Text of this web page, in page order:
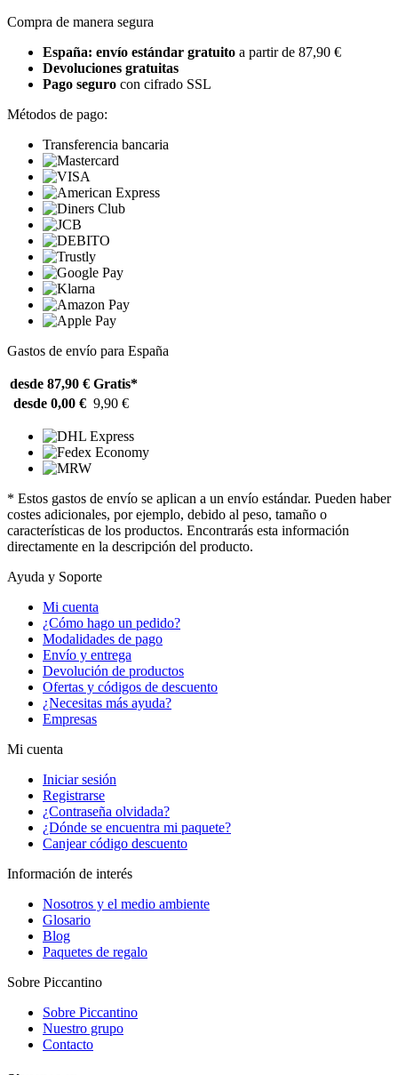
Compra de manera segura
España: envío estándar gratuito a partir de 87,90 €
Devoluciones gratuitas
Pago seguro con cifrado SSL
Métodos de pago:
Transferencia bancaria
Gastos de envío para España
desde 87,90 € Gratis*
desde 0,00 € 9,90 €
* Estos gastos de envío se aplican a un envío estándar. Pueden haber
costes adicionales, por ejemplo, debido al peso, tamaño o
características de los productos. Encontrarás esta información
directamente en la descripción del producto.
Ayuda y Soporte
Mi cuenta
¿Cómo hago un pedido?
Modalidades de pago
Envío y entrega
Devolución de productos
Ofertas y códigos de descuento
¿Necesitas más ayuda?
Empresas
Mi cuenta
Iniciar sesión
Registrarse
¿Contraseña olvidada?
¿Dónde se encuentra mi paquete?
Canjear código descuento
Información de interés
Nosotros y el medio ambiente
Glosario
Blog
Paquetes de regalo
Sobre Piccantino
Sobre Piccantino
Nuestro grupo
Contacto